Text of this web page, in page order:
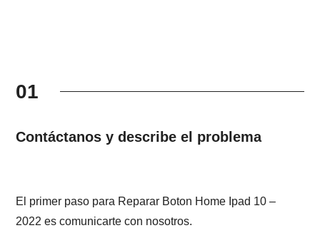
01
Contáctanos y describe el problema
El primer paso para Reparar Boton Home Ipad 10 –
2022 es comunicarte con nosotros.